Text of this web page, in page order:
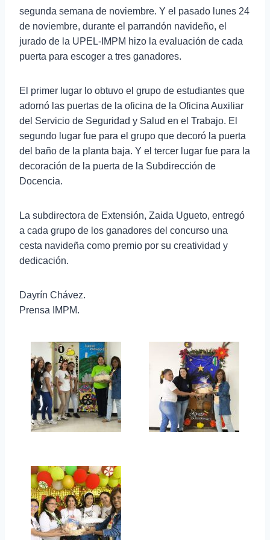
segunda semana de noviembre. Y el pasado lunes 24
de noviembre, durante el parrandón navideño, el
jurado de la UPEL-IMPM hizo la evaluación de cada
puerta para escoger a tres ganadores.
El primer lugar lo obtuvo el grupo de estudiantes que
adornó las puertas de la oficina de la Oficina Auxiliar
del Servicio de Seguridad y Salud en el Trabajo. El
segundo lugar fue para el grupo que decoró la puerta
del baño de la planta baja. Y el tercer lugar fue para la
decoración de la puerta de la Subdirección de
Docencia.
La subdirectora de Extensión, Zaida Ugueto, entregó
a cada grupo de los ganadores del concurso una
cesta navideña como premio por su creatividad y
dedicación.
Dayrín Chávez.
Prensa IMPM.